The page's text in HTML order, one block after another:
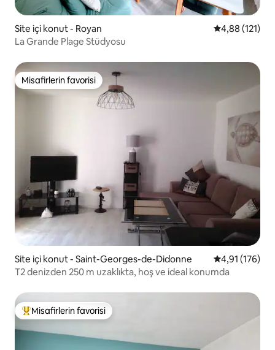
Site içi konut - Royan 5 üzerinden
4,88 (121)
La Grande Plage Stüdyosu
Misafirlerin favorisi
Misafirlerin favorisi
Site içi konut - Saint-Georges-de-Didonne 5 üzerinden
4,91 (176)
T2 denizden 250 m uzaklıkta, hoş ve ideal konumda
Misafirlerin favorilerinden en beğenilenler arasında
Misafirlerin favorisi